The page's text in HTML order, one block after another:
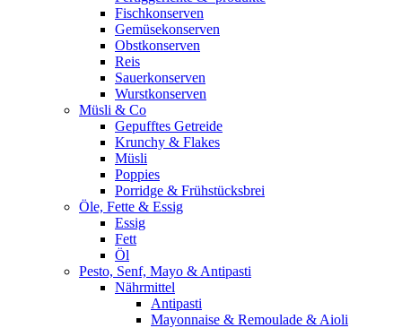
Fischkonserven
Gemüsekonserven
Obstkonserven
Reis
Sauerkonserven
Wurstkonserven
Müsli & Co
Gepufftes Getreide
Krunchy & Flakes
Müsli
Poppies
Porridge & Frühstücksbrei
Öle, Fette & Essig
Essig
Fett
Öl
Pesto, Senf, Mayo & Antipasti
Nährmittel
Antipasti
Mayonnaise & Remoulade & Aioli